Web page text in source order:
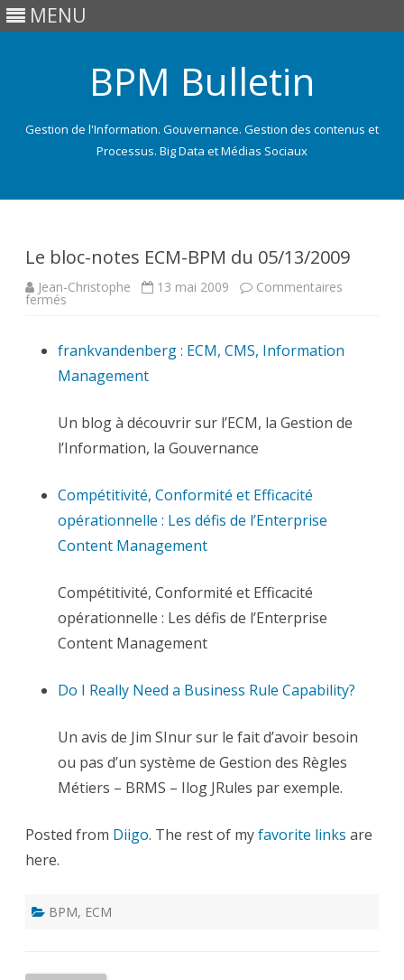
MENU
BPM Bulletin
Gestion de l'Information. Gouvernance. Gestion des contenus et
Processus. Big Data et Médias Sociaux
Le bloc-notes ECM-BPM du 05/13/2009
Jean-Christophe 13 mai 2009 Commentaires
fermés
ECM-
BPM
du
05/13/2009
frankvandenberg : ECM, CMS, Information
Management
Un blog à découvrir sur l’ECM, la Gestion de
l’Information, la Gouvernance
Compétitivité, Conformité et Efficacité
opérationnelle : Les défis de l’Enterprise
Content Management
Compétitivité, Conformité et Efficacité
opérationnelle : Les défis de l’Enterprise
Content Management
Do I Really Need a Business Rule Capability?
Un avis de Jim SInur sur le fait d’avoir besoin
ou pas d’un système de Gestion des Règles
Métiers – BRMS – Ilog JRules par exemple.
Posted from Diigo. The rest of myfavorite links are
here.
BPM, ECM